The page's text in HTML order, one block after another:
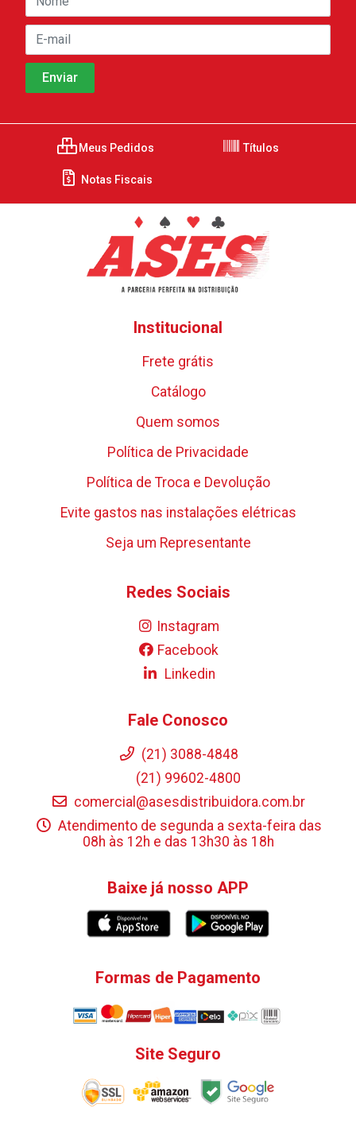
Meus Pedidos Títulos
Notas Fiscais
Institucional
Frete grátis
Catálogo
Quem somos
Política de Privacidade
Política de Troca e Devolução
Evite gastos nas instalações elétricas
Seja um Representante
Redes Sociais
Instagram
Facebook
Linkedin
Fale Conosco
(21) 3088-4848
(21) 99602-4800
comercial@asesdistribuidora.com.br
Atendimento de segunda a sexta-feira das
08h às 12h e das 13h30 às 18h
Baixe já nosso APP
Formas de Pagamento
Site Seguro